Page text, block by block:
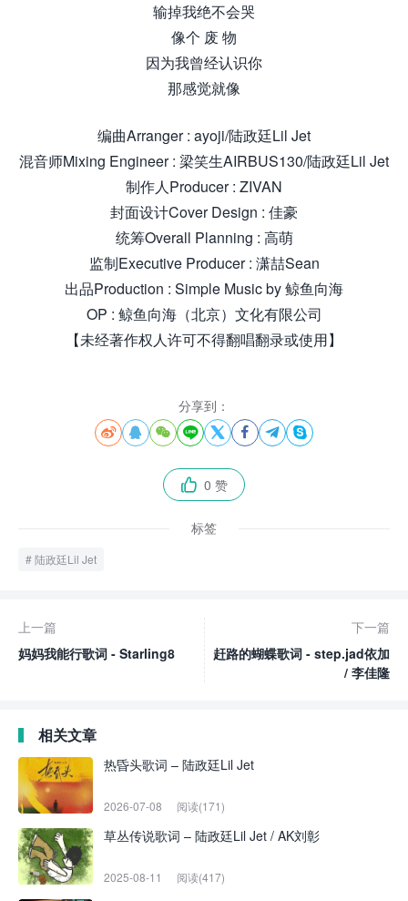
输掉我绝不会哭
像个 废 物
因为我曾经认识你
那感觉就像
编曲Arranger : ayoji/陆政廷Lil Jet
混音师Mixing Engineer : 梁笑生AIRBUS130/陆政廷Lil Jet
制作人Producer : ZIVAN
封面设计Cover Design : 佳豪
统筹Overall Planning : 高萌
监制Executive Producer : 潇喆Sean
出品Production : Simple Music by 鲸鱼向海
OP : 鲸鱼向海（北京）文化有限公司
【未经著作权人许可不得翻唱翻录或使用】
分享到：
       
 0 赞
标签
陆政廷Lil Jet
上一篇
妈妈我能行歌词 - Starling8
下一篇
赶路的蝴蝶歌词 - step.jad依加
/ 李佳隆
相关文章
热昏头歌词 – 陆政廷Lil Jet
2026-07-08 阅读(171)
草丛传说歌词 – 陆政廷Lil Jet / AK刘彰
2025-08-11 阅读(417)